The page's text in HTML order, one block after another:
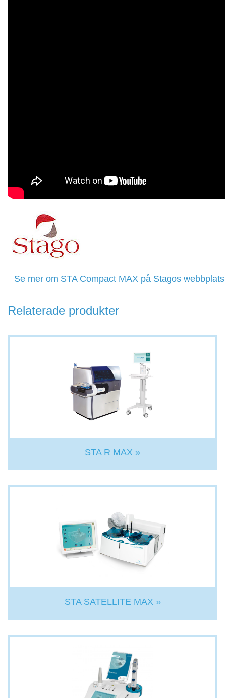
Se mer om STA Compact MAX på Stagos webbplats
Relaterade produkter
STA R MAX »
STA SATELLITE MAX »